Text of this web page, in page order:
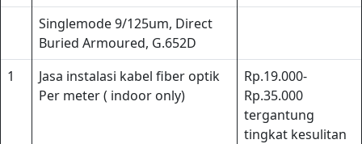
Singlemode 9/125um, Direct
Buried Armoured, G.652D
1
Jasa instalasi kabel fiber optik
Per meter ( indoor only)
Rp.19.000-
Rp.35.000
tergantung
tingkat kesulitan